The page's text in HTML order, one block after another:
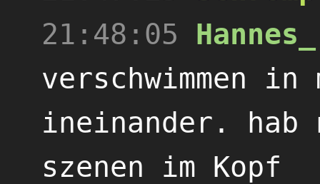
21:48:05
Hannes_
verschwimmen in
ineinander. hab
szenen im Kopf